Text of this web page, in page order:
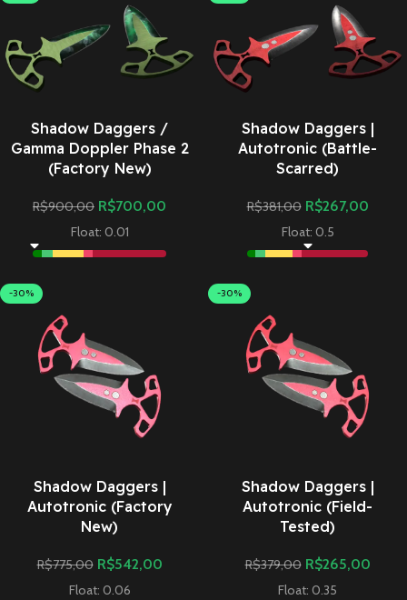
Shadow Daggers /
Gamma Doppler Phase 2
(Factory New)
R$900,00 R$700,00
Float: 0.01
Shadow Daggers |
Autotronic (Battle-
Scarred)
R$381,00 R$267,00
Float: 0.5
-30%
Shadow Daggers |
Autotronic (Factory
New)
R$775,00 R$542,00
Float: 0.06
-30%
Shadow Daggers |
Autotronic (Field-
Tested)
R$379,00 R$265,00
Float: 0.35